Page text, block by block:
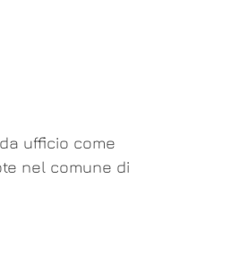
ufficio come
nel comune di